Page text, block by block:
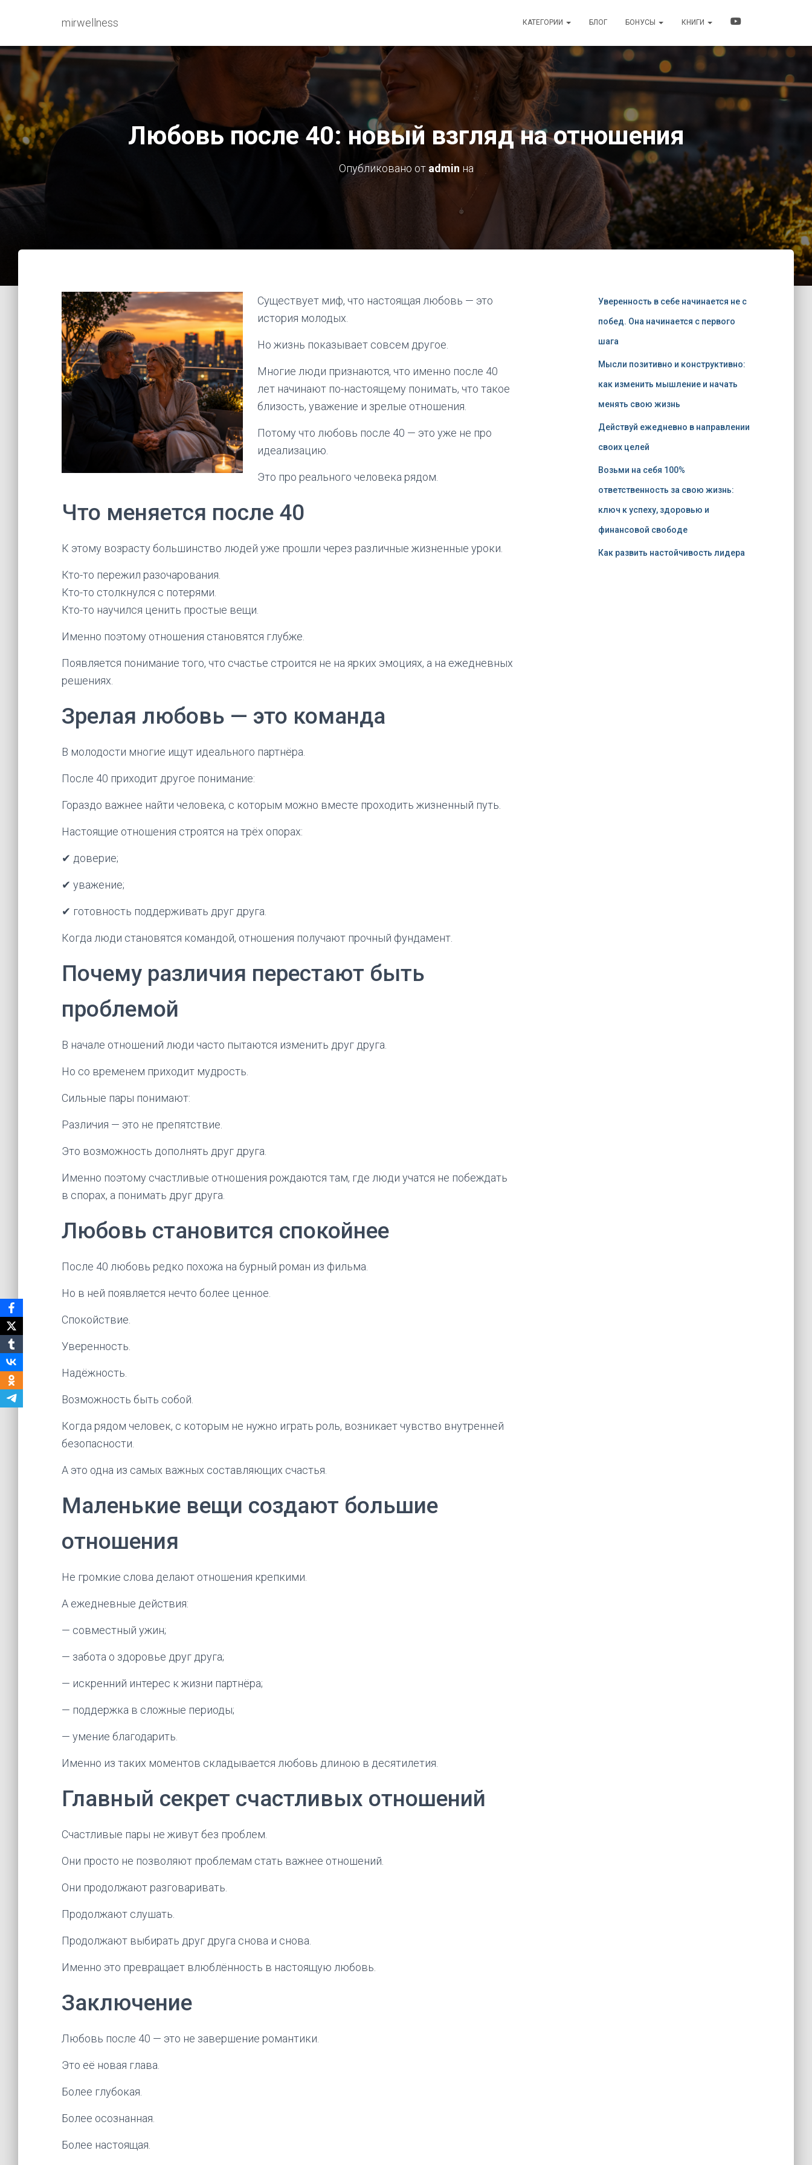
mirwellness КАТЕГОРИИ БЛОГ БОНУСЫ КНИГИ
Любовь после 40: новый взгляд на отношения
Опубликовано от admin на
Существует миф, что настоящая любовь — это
история молодых.
Но жизнь показывает совсем другое.
Многие люди признаются, что именно после 40
лет начинают по-настоящему понимать, что такое
близость, уважение и зрелые отношения.
Потому что любовь после 40 — это уже не про
идеализацию.
Это про реального человека рядом.
Что меняется после 40
К этому возрасту большинство людей уже прошли через различные жизненные уроки.
Кто-то пережил разочарования.
Кто-то столкнулся с потерями.
Кто-то научился ценить простые вещи.
Именно поэтому отношения становятся глубже.
Появляется понимание того, что счастье строится не на ярких эмоциях, а на ежедневных
решениях.
Зрелая любовь — это команда
В молодости многие ищут идеального партнёра.
После 40 приходит другое понимание:
Гораздо важнее найти человека, с которым можно вместе проходить жизненный путь.
Настоящие отношения строятся на трёх опорах:
✔ доверие;
✔ уважение;
✔ готовность поддерживать друг друга.
Когда люди становятся командой, отношения получают прочный фундамент.
Почему различия перестают быть
проблемой
В начале отношений люди часто пытаются изменить друг друга.
Но со временем приходит мудрость.
Сильные пары понимают:
Различия — это не препятствие.
Это возможность дополнять друг друга.
Именно поэтому счастливые отношения рождаются там, где люди учатся не побеждать
в спорах, а понимать друг друга.
Любовь становится спокойнее
После 40 любовь редко похожа на бурный роман из фильма.
Но в ней появляется нечто более ценное.
Спокойствие.
Уверенность.
Надёжность.
Возможность быть собой.
Когда рядом человек, с которым не нужно играть роль, возникает чувство внутренней
безопасности.
А это одна из самых важных составляющих счастья.
Маленькие вещи создают большие
отношения
Не громкие слова делают отношения крепкими.
А ежедневные действия:
— совместный ужин;
— забота о здоровье друг друга;
— искренний интерес к жизни партнёра;
— поддержка в сложные периоды;
— умение благодарить.
Именно из таких моментов складывается любовь длиною в десятилетия.
Главный секрет счастливых отношений
Счастливые пары не живут без проблем.
Они просто не позволяют проблемам стать важнее отношений.
Они продолжают разговаривать.
Продолжают слушать.
Продолжают выбирать друг друга снова и снова.
Именно это превращает влюблённость в настоящую любовь.
Заключение
Любовь после 40 — это не завершение романтики.
Это её новая глава.
Более глубокая.
Более осознанная.
Более настоящая.
Уверенность в себе начинается не с
побед. Она начинается с первого
шага
Мысли позитивно и конструктивно:
как изменить мышление и начать
менять свою жизнь
Действуй ежедневно в направлении
своих целей
Возьми на себя 100%
ответственность за свою жизнь:
ключ к успеху, здоровью и
финансовой свободе
Как развить настойчивость лидера